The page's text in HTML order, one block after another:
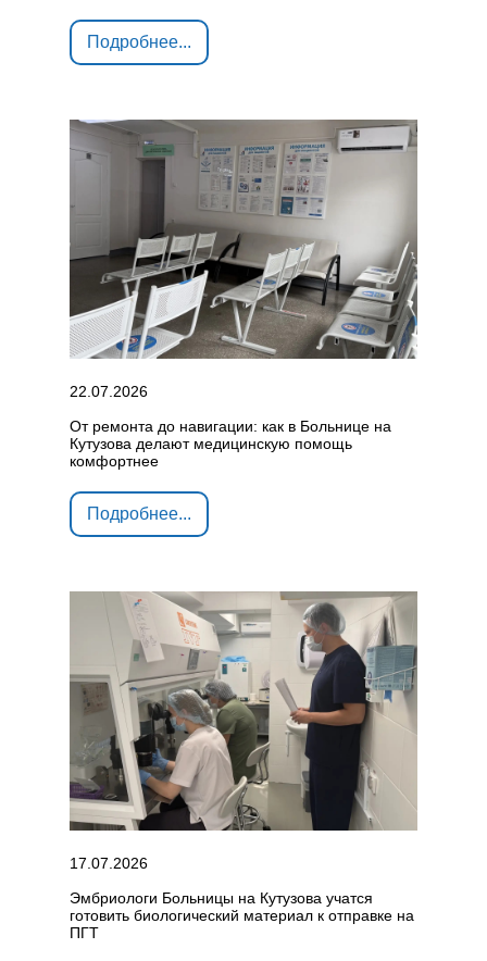
Подробнее...
22.07.2026
От ремонта до навигации: как в Больнице на
Кутузова делают медицинскую помощь
комфортнее
Подробнее...
17.07.2026
Эмбриологи Больницы на Кутузова учатся
готовить биологический материал к отправке на
ПГТ